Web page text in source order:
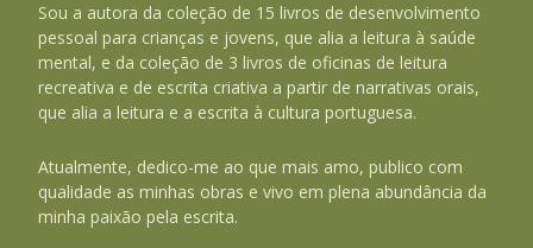
Sou a autora da coleção de 15 livros de desenvolvimento
pessoal para crianças e jovens, que alia a leitura à saúde
mental, e da coleção de 3 livros de oficinas de leitura
recreativa e de escrita criativa a partir de narrativas orais,
que alia a leitura e a escrita à cultura portuguesa.
Atualmente, dedico-me ao que mais amo, publico com
qualidade as minhas obras e vivo em plena abundância da
minha paixão pela escrita.